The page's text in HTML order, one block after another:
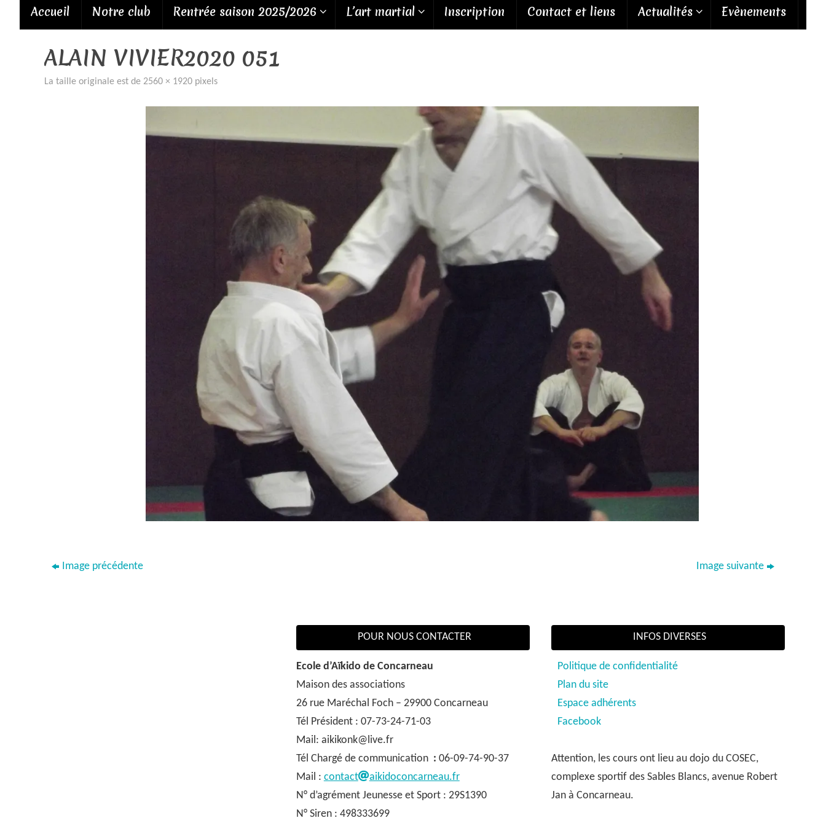
Accueil Notre club Rentrée saison 2025/2026 L’art martial Inscription Contact et liens Actualités Evènements
ALAIN VIVIER2020 051
La taille originale est de 2560 × 1920 pixels
Image précédente Image suivante
POUR NOUS CONTACTER
Ecole d’Aïkido de Concarneau
Maison des associations
26 rue Maréchal Foch – 29900 Concarneau
Tél Président : 07-73-24-71-03
Mail: aikikonk@live.fr
Tél Chargé de communication : 06-09-74-90-37
Mail : contact
aikidoconcarneau.fr
N° d’agrément Jeunesse et Sport : 29S1390
N° Siren : 498333699
INFOS DIVERSES
Politique de confidentialité
Plan du site
Espace adhérents
Facebook
Attention, les cours ont lieu au dojo du COSEC,
complexe sportif des Sables Blancs, avenue Robert
Jan à Concarneau.